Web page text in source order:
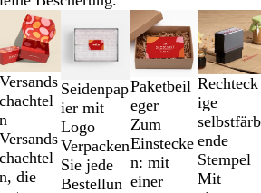
Versands
chachtel
n
Versands
chachtel
n, die
Seidenpap
ier mit
Logo
Verpacken
Sie jede
Bestellun
Paketbeil
eger
Zum
Einstecke
n: mit
einer
Rechteck
ige
selbstfärb
ende
Stempel
Mit